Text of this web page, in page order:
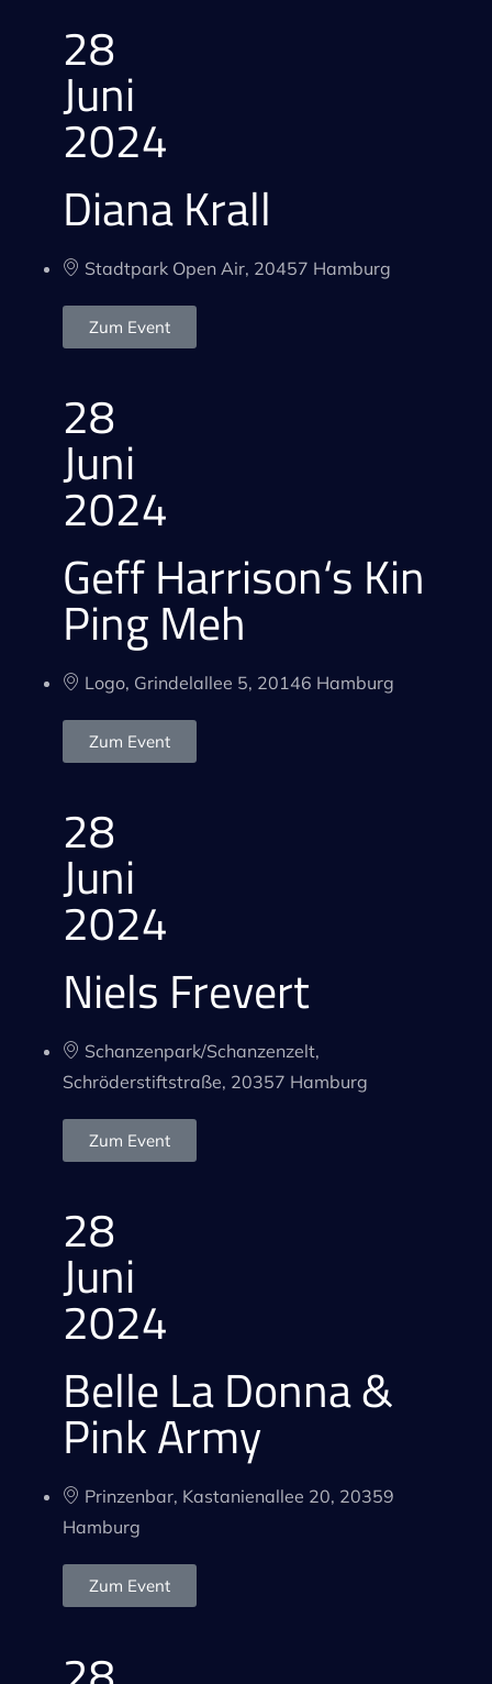
28
Juni
2024
Diana Krall
Stadtpark Open Air, 20457 Hamburg
Zum Event
28
Juni
2024
Geff Harrison‘s Kin
Ping Meh
Logo, Grindelallee 5, 20146 Hamburg
Zum Event
28
Juni
2024
Niels Frevert
Schanzenpark/Schanzenzelt,
Schröderstiftstraße, 20357 Hamburg
Zum Event
28
Juni
2024
Belle La Donna &
Pink Army
Prinzenbar, Kastanienallee 20, 20359
Hamburg
Zum Event